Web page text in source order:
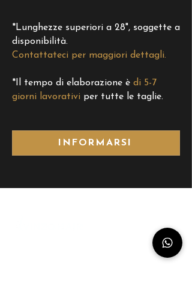
*Lunghezze superiori a 28", soggette a
disponibilità.
Contattateci per maggiori dettagli.
*Il tempo di elaborazione è di 5-7
giorni lavorativi per tutte le taglie.
INFORMARSI
Siamo leader riconosciuti a livello